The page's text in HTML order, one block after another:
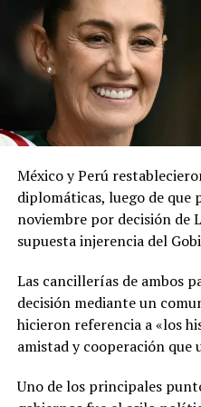
red social X.
El ministerio agregó que,
del Sahara, se esperan
por lo que pidió a la
información oficial sobre
meteorológicas.
Las autoridades reiteraron
canales oficiales del MARN
prevención necesarias para
fenómeno atmosférico,
personas con mayor riesgo
Comparte esto:
Facebook X
México y Perú
diplomáticas, luego de que
noviembre por decisión de
supuesta injerencia del
Las cancillerías de ambos
decisión mediante un
hicieron referencia a «los
amistad y cooperación que
Uno de los principales